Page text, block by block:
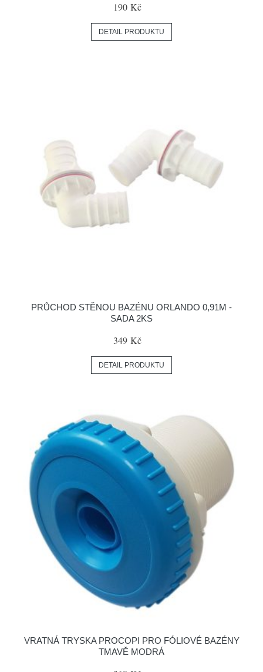
190 Kč
DETAIL PRODUKTU
PRŮCHOD STĚNOU BAZÉNU ORLANDO 0,91M -
SADA 2KS
349 Kč
DETAIL PRODUKTU
VRATNÁ TRYSKA PROCOPI PRO FÓLIOVÉ BAZÉNY
TMAVĚ MODRÁ